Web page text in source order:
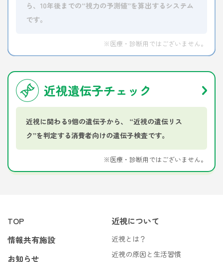
ら、10年後までの“視力の予測値”を算出するシステム
です。
※医療・診断用ではございません。
近視遺伝子チェック
近視に関わる9個の遺伝子から、 “近視の遺伝リス
ク”を判定する消費者向けの遺伝子検査です。
※医療・診断用ではございません。
TOP
情報共有施設
お知らせ
近視について
近視とは？
近視の原因と生活習慣